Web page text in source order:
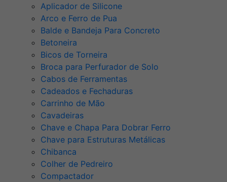
Aplicador de Silicone
Arco e Ferro de Pua
Balde e Bandeja Para Concreto
Betoneira
Bicos de Torneira
Broca para Perfurador de Solo
Cabos de Ferramentas
Cadeados e Fechaduras
Carrinho de Mão
Cavadeiras
Chave e Chapa Para Dobrar Ferro
Chave para Estruturas Metálicas
Chibanca
Colher de Pedreiro
Compactador